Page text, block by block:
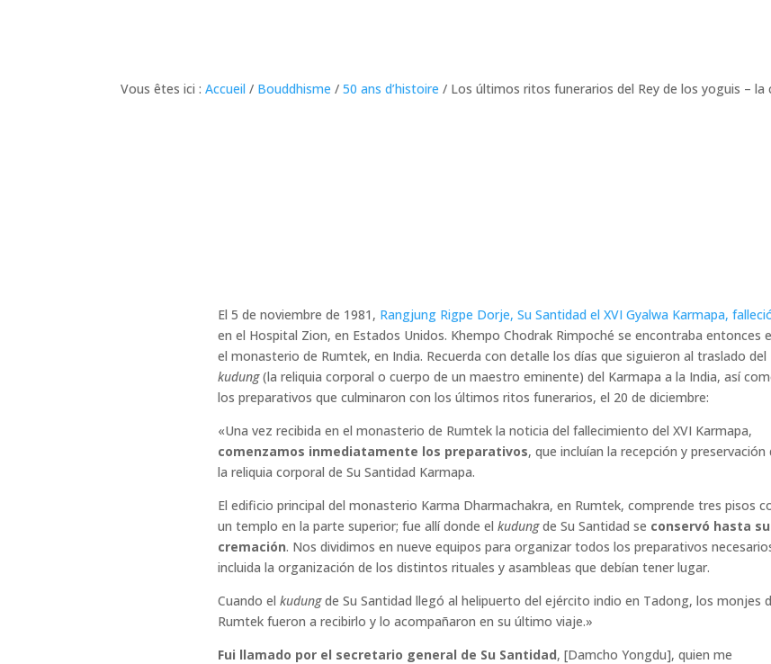
Vous êtes ici :Accueil / Bouddhisme /50 ans d’histoire / Los últimos ritos funerarios del Rey de los yoguis – la
El 5 de noviembre de 1981, Rangjung Rigpe Dorje, Su Santidad el XVI Gyalwa Karmapa,
en el Hospital Zion, en Estados Unidos. Khempo Chodrak Rimpoché se encontraba entonces
el monasterio de Rumtek, en India. Recuerda con detalle los días que siguieron al traslado del
kudung(la reliquia corporal o cuerpo de un maestro eminente) del Karmapa a la India, así
los preparativos que culminaron con los últimos ritos funerarios, el 20 de diciembre:
«Una vez recibida en el monasterio de Rumtek la noticia del fallecimiento del XVI Karmapa,
comenzamos inmediatamente los preparativos, que incluían la recepción y preservación
la reliquia corporal de Su Santidad Karmapa.
El edificio principal del monasterio Karma Dharmachakra, en Rumtek, comprende tres pisos
un templo en la parte superior; fue allí donde el kudungde Su Santidad se conservó hasta su
cremación. Nos dividimos en nueve equipos para organizar todos los preparativos
incluida la organización de los distintos rituales y asambleas que debían tener lugar.
Cuando el kudungde Su Santidad llegó al helipuerto del ejército indio en Tadong, los monjes
Rumtek fueron a recibirlo y lo acompañaron en su último viaje.»
Fui llamado por el secretario general de Su Santidad, [Damcho Yongdu], quien me